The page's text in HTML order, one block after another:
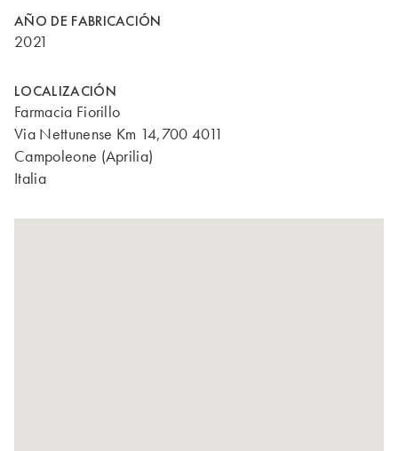
AÑO DE FABRICACIÓN
2021
LOCALIZACIÓN
Farmacia Fiorillo
Via Nettunense Km 14,700 4011
Campoleone (Aprilia)
Italia